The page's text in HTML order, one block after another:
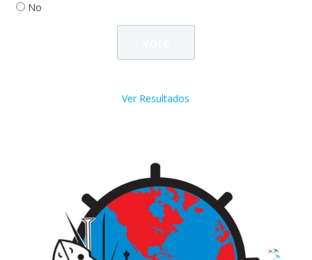
No
Ver Resultados